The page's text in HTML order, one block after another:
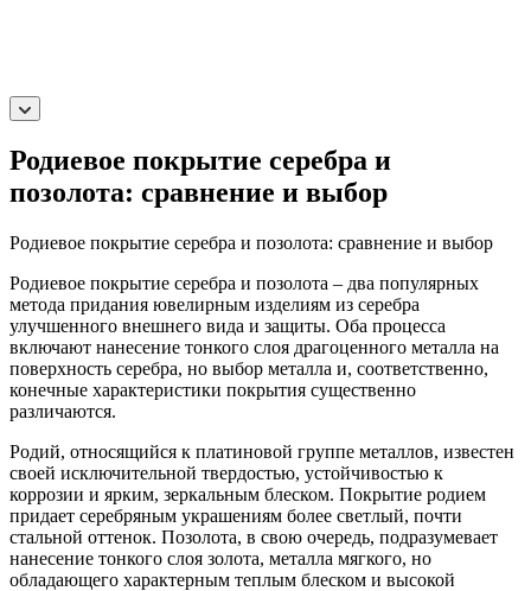
Родиевое покрытие серебра и
позолота: сравнение и выбор
Родиевое покрытие серебра и позолота: сравнение и выбор
Родиевое покрытие серебра и позолота – два популярных
метода придания ювелирным изделиям из серебра
улучшенного внешнего вида и защиты. Оба процесса
включают нанесение тонкого слоя драгоценного металла на
поверхность серебра, но выбор металла и, соответственно,
конечные характеристики покрытия существенно
различаются.
Родий, относящийся к платиновой группе металлов, известен
своей исключительной твердостью, устойчивостью к
коррозии и ярким, зеркальным блеском. Покрытие родием
придает серебряным украшениям более светлый, почти
стальной оттенок. Позолота, в свою очередь, подразумевает
нанесение тонкого слоя золота, металла мягкого, но
обладающего характерным теплым блеском и высокой